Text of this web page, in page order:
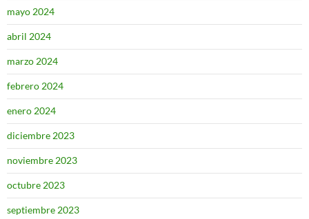
mayo 2024
abril 2024
marzo 2024
febrero 2024
enero 2024
diciembre 2023
noviembre 2023
octubre 2023
septiembre 2023